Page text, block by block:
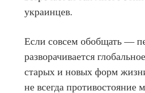
украинцев.
Если совсем обобщать —
разворачивается
старых и новых форм
не всегда противостояние